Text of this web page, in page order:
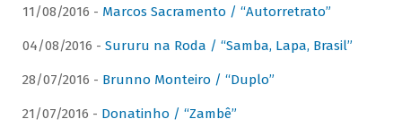
11/08/2016 - Marcos Sacramento / “Autorretrato”
04/08/2016 - Sururu na Roda / “Samba, Lapa, Brasil”
28/07/2016 - Brunno Monteiro / “Duplo”
21/07/2016 - Donatinho / “Zambê”